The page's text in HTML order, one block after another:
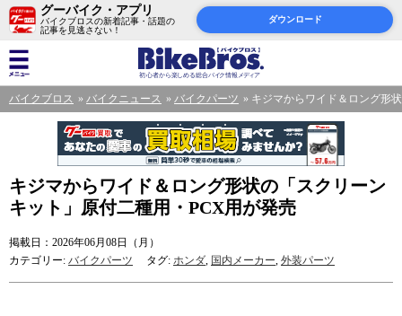
グーバイク・アプリ
バイクブロスの新着記事・話題の
記事を見逃さない！
ダウンロード
バイクブロス バイクニュース バイクパーツ キジマからワイド＆ロング形
キジマからワイド＆ロング形状の「スクリーン
キット」原付二種用・PCX用が発売
掲載日：2026年06月08日（月）
カテゴリー: バイクパーツ タグ: ホンダ, 国内メーカー, 外装パーツ